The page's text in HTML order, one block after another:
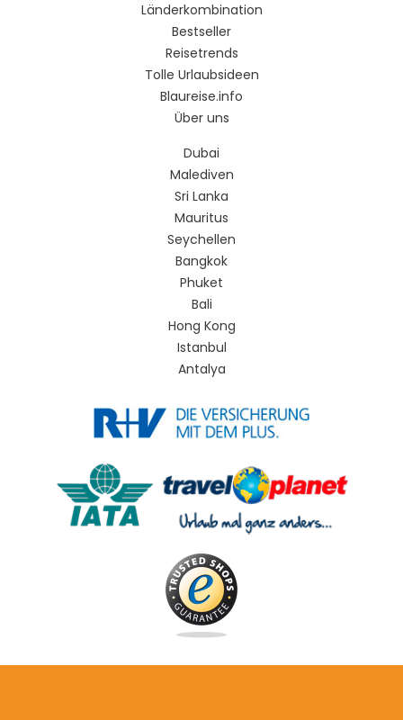
Länderkombination
Bestseller
Reisetrends
Tolle Urlaubsideen
Blaureise.info
Über uns
Dubai
Malediven
Sri Lanka
Mauritus
Seychellen
Bangkok
Phuket
Bali
Hong Kong
Istanbul
Antalya